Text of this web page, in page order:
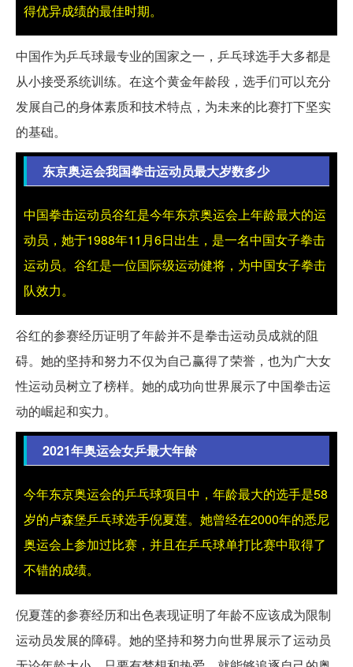
得优异成绩的最佳时期。
中国作为乒乓球最专业的国家之一，乒乓球选手大多都是
从小接受系统训练。在这个黄金年龄段，选手们可以充分
发展自己的身体素质和技术特点，为未来的比赛打下坚实
的基础。
东京奥运会我国拳击运动员最大岁数多少
中国拳击运动员谷红是今年东京奥运会上年龄最大的运
动员，她于1988年11月6日出生，是一名中国女子拳击
运动员。谷红是一位国际级运动健将，为中国女子拳击
队效力。
谷红的参赛经历证明了年龄并不是拳击运动员成就的阻
碍。她的坚持和努力不仅为自己赢得了荣誉，也为广大女
性运动员树立了榜样。她的成功向世界展示了中国拳击运
动的崛起和实力。
2021年奥运会女乒最大年龄
今年东京奥运会的乒乓球项目中，年龄最大的选手是58
岁的卢森堡乒乓球选手倪夏莲。她曾经在2000年的悉尼
奥运会上参加过比赛，并且在乒乓球单打比赛中取得了
不错的成绩。
倪夏莲的参赛经历和出色表现证明了年龄不应该成为限制
运动员发展的障碍。她的坚持和努力向世界展示了运动员